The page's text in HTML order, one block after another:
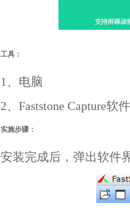
工具：
1、电脑
2、Faststone Capture软
实施步骤：
安装完成后，弹出软件